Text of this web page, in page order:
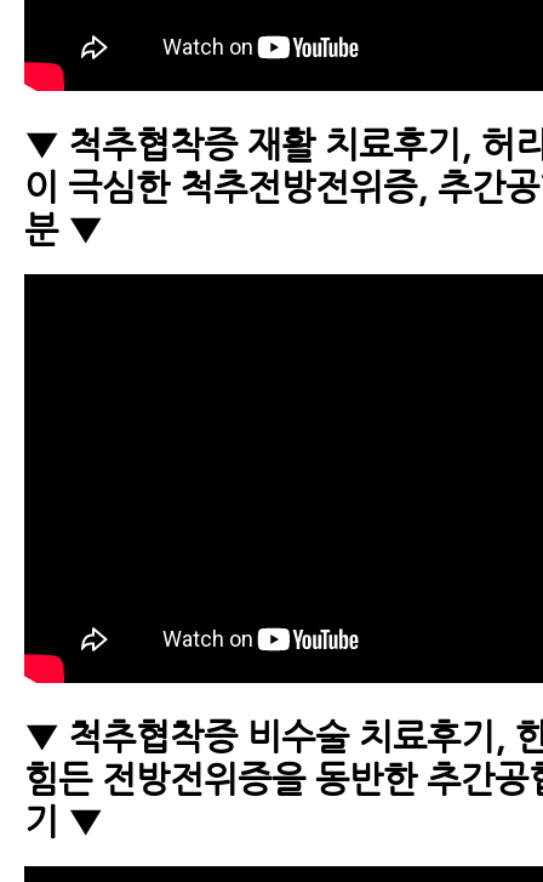
▼ 척추협착증 재활 치료후기, 허
이 극심한 척추전방전위증, 추간
분 ▼
▼ 척추협착증 비수술 치료후기,
힘든 전방전위증을 동반한 추간공
기 ▼